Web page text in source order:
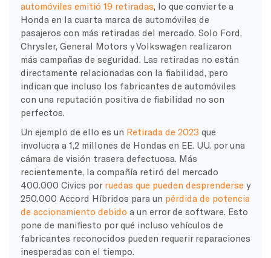
automóviles emitió 19 retiradas, lo que convierte a
Honda en la cuarta marca de automóviles de
pasajeros con más retiradas del mercado. Solo Ford,
Chrysler, General Motors y Volkswagen realizaron
más campañas de seguridad. Las retiradas no están
directamente relacionadas con la fiabilidad, pero
indican que incluso los fabricantes de automóviles
con una reputación positiva de fiabilidad no son
perfectos.
Un ejemplo de ello es un Retirada de 2023 que
involucra a 1,2 millones de Hondas en EE. UU. por una
cámara de visión trasera defectuosa. Más
recientemente, la compañía retiró del mercado
400.000 Civics por ruedas que pueden desprenderse y
250.000 Accord Híbridos para un pérdida de potencia
de accionamiento debido a un error de software. Esto
pone de manifiesto por qué incluso vehículos de
fabricantes reconocidos pueden requerir reparaciones
inesperadas con el tiempo.